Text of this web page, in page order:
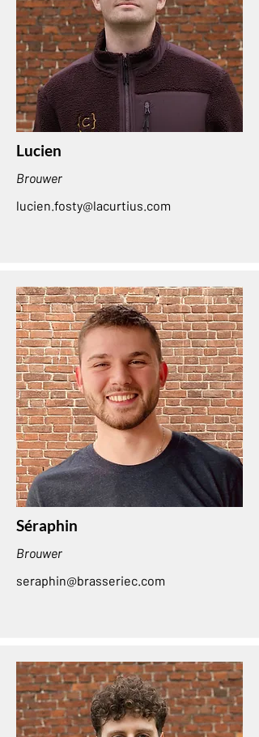
Lucien
Brouwer
lucien.fosty@lacurtius.com
Séraphin
Brouwer
seraphin@brasseriec.com